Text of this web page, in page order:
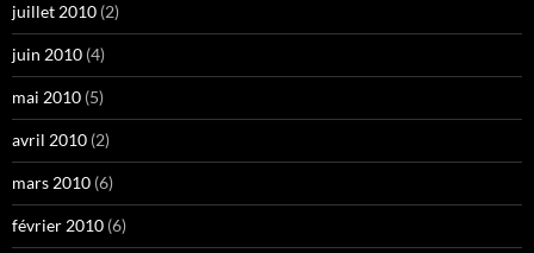
juillet 2010 (2)
juin 2010 (4)
mai 2010 (5)
avril 2010 (2)
mars 2010 (6)
février 2010 (6)